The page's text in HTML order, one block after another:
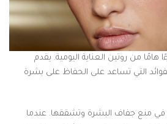
هامًا من روتين العناية اليومية. يقدم
التي تساعد على الحفاظ على بشرة
في منع جفاف البشرة وتشققها. عندما